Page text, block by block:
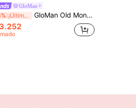
GloMan
¡Últimos 3 días GloMan Old Money Camisa de Manga Corta con Cuello de Solapa, Tejido de Punto Acanalado de unicolor Texturizado para Hombre,Ropa Casual de Oficina para Vacaciones de Verano en Resort,Regalo para Papá o Esposo